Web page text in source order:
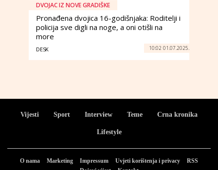
DVOJAC IZ NOVE GRADIŠKE
Pronađena dvojica 16-godišnjaka: Roditelji i
policija sve digli na noge, a oni otišli na
more
DESK 10:02 01.07.2025.
Vijesti Sport Interview Teme Crna kronika
Lifestyle
O nama Marketing Impressum Uvjeti korištenja i privacy
RSS